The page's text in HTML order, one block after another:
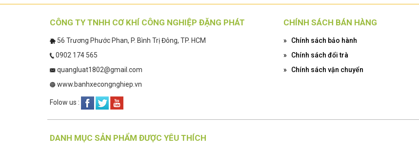
CÔNG TY TNHH CƠ KHÍ CÔNG NGHIỆP ĐẶNG PHÁT
56 Trương Phước Phan, P. Bình Trị Đông, TP. HCM
0902 174 565
quangluat1802@gmail.com
www.banhxecongnghiep.vn
Folow us :
CHÍNH SÁCH BÁN HÀNG
»
Chính sách bảo hành
»
Chính sách đổi trà
»
Chính sách vận chuyển
DANH MỤC SẢN PHẨM ĐƯỢC YÊU THÍCH